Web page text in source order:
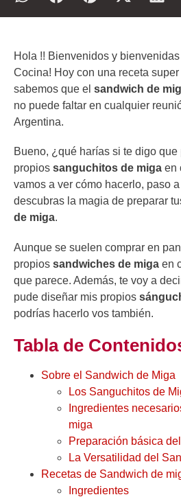
Hola !! Bienvenidos y
Cocina! Hoy con una receta
sabemos que el sandwich de
no puede faltar en cualquier
Argentina.
Bueno, ¿qué harías si te digo que
propios sanguchitos de miga en
vamos a ver cómo hacerlo, paso
descubras la magia de preparar
de miga.
Aunque se suelen comprar en
propios sandwiches de miga en
que parece. Además, te voy a
pude diseñar mis propios
podrías hacerlo vos también.
Tabla de
Sobre el Sandwich de Miga
Los Sanguchitos de
Ingredientes
miga
Preparación básica
La Versatilidad del
Recetas de Sandwich de
​​Ingredientes